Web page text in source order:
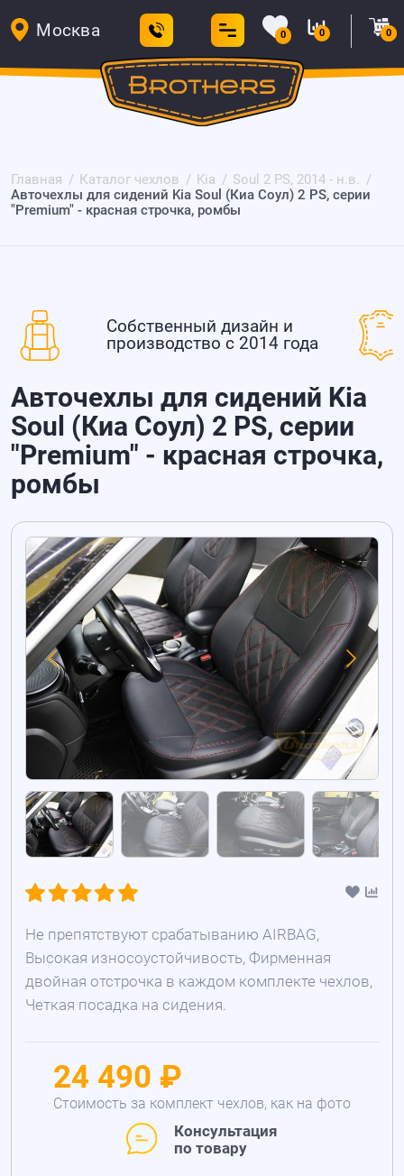
Москва 0 0 0
Главная Каталог чехлов Kia
Soul 2 PS, 2014 - н.в.
Авточехлы для сидений Kia Soul (Киа Соул) 2 PS, серии
"Premium" - красная строчка, ромбы
Собственный дизайн и
производство с 2014 года
Авточехлы для сидений Kia
Soul (Киа Соул) 2 PS, серии
"Premium" - красная строчка,
ромбы
Не препятствуют срабатыванию AIRBAG,
Высокая износоустойчивость, Фирменная
двойная отстрочка в каждом комплекте чехлов,
Четкая посадка на сидения.
24 490 ₽
Стоимость за комплект чехлов, как на фото
Консультация
по товару